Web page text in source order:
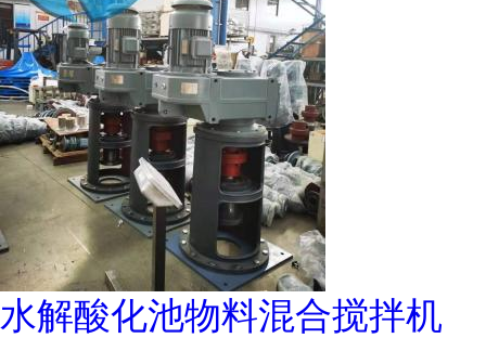
水解酸化池物料混合搅拌机